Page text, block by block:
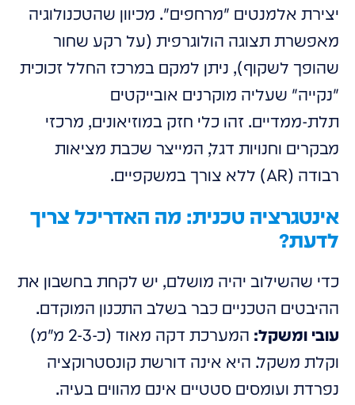
יצירת אלמנטים "מרחפים". מכיוון שהטכנולוגיה
מאפשרת תצוגה הולוגרפית (על רקע שחור
שהופך לשקוף), ניתן למקם במרכז החלל זכוכית
"נקייה" שעליה מוקרנים אובייקטים
תלת-ממדיים. זהו כלי חזק במוזיאונים, מרכזי
מבקרים וחנויות דגל, המייצר שכבת מציאות
רבודה (AR) ללא צורך במשקפיים.
אינטגרציה טכנית: מה האדריכל צריך
לדעת?
כדי שהשילוב יהיה מושלם, יש לקחת בחשבון את
ההיבטים הטכניים כבר בשלב התכנון המוקדם.
עובי ומשקל:
המערכת דקה מאוד (כ-2-3 מ"מ)
וקלת משקל. היא אינה דורשת קונסטרוקציה
נפרדת ועומסים סטטיים אינם מהווים בעיה.